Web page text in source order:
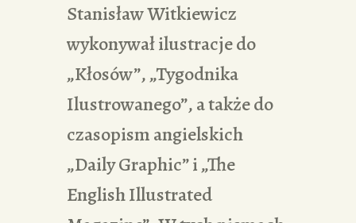
Stanisław Witkiewicz
wykonywał ilustracje do
„Kłosów”, „Tygodnika
Ilustrowanego”, a także do
czasopism angielskich
„Daily Graphic” i „The
English Illustrated